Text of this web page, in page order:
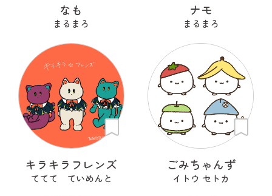
なも
まるまろ
ナモ
まるまろ
キラキラフレンズ
ててて ていめんと
ごみちゃんず
イトウ セトカ